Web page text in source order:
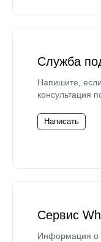
Служба
Напишите,
консультация
Написать
Сервис
Информация о